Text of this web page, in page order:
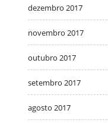
dezembro 2017
novembro 2017
outubro 2017
setembro 2017
agosto 2017